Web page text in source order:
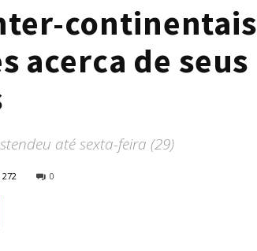
continentais
acerca de seus
até sexta-feira (29)
272 0